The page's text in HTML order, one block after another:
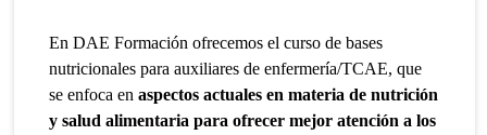
En DAE Formación ofrecemos el curso de bases
nutricionales para auxiliares de enfermería/TCAE, que
se enfoca enaspectos actuales en materia de nutrición
y salud alimentaria para ofrecer mejor atención a los